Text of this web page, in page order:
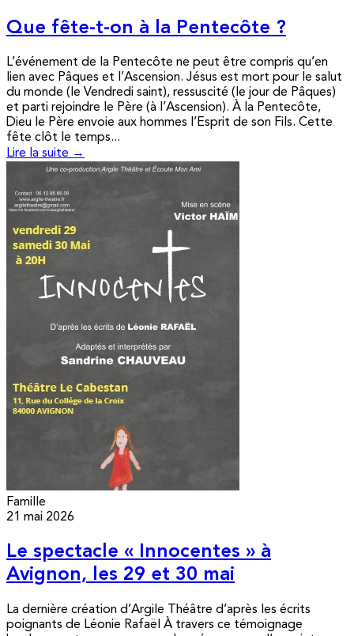
Que fête-t-on à la Pentecôte ?
L’événement de la Pentecôte ne peut être compris qu’en
lien avec Pâques et l’Ascension. Jésus est mort pour le salut
du monde (le Vendredi saint), ressuscité (le jour de Pâques)
et parti rejoindre le Père (à l’Ascension). À la Pentecôte,
Dieu le Père envoie aux hommes l’Esprit de son Fils. Cette
fête clôt le temps...
Lire la suite →
Famille
21 mai 2026
Le spectacle « Innocentes » à
Avignon, les 29 et 30 mai
La dernière création d’Argile Théâtre d’après les écrits
poignants de Léonie Rafaël À travers ce témoignage